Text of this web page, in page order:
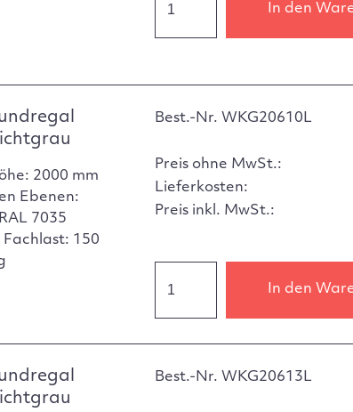
In den
2000 mm
Ebenen:
7035
150
Best.-Nr. WKG20610L
Preis ohne MwSt.:
Lieferkosten:
Preis inkl. MwSt.:
In den
Best.-Nr. WKG20613L